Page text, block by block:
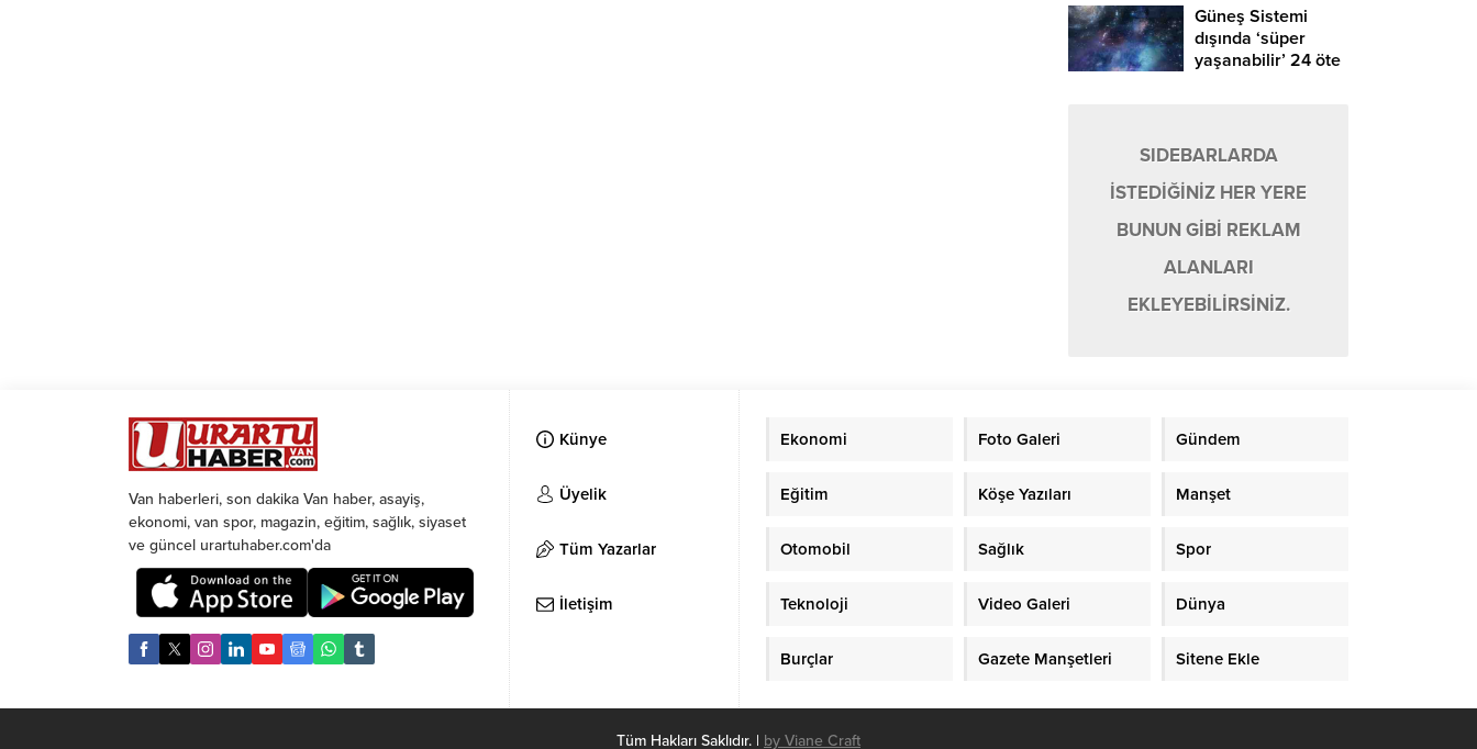
Güneş Sistemi
dışında ‘süper
yaşanabilir’ 24 öte
SIDEBARLARDA
İSTEDİĞİNİZ HER YERE
BUNUN GİBİ REKLAM
ALANLARI
EKLEYEBİLİRSİNİZ.
Van haberleri, son dakika Van haber, asayiş,
ekonomi, van spor, magazin, eğitim, sağlık, siyaset
ve güncel urartuhaber.com'da
Künye
Üyelik
Tüm Yazarlar
İletişim
Ekonomi Foto Galeri Gündem
Eğitim Köşe Yazıları Manşet
Otomobil Sağlık Spor
Teknoloji Video Galeri Dünya
Burçlar Gazete Manşetleri Sitene Ekle
Tüm Hakları Saklıdır. | by Viane Craft